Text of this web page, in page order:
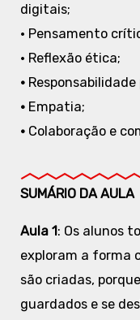
digitais;
• Pensamento
• Reflexão ética;
• Responsabilidade
• Empatia;
• Colaboração e
SUMÁRIO DA AULA
Aula 1: Os alunos
exploram a forma
são criadas,
guardados e se